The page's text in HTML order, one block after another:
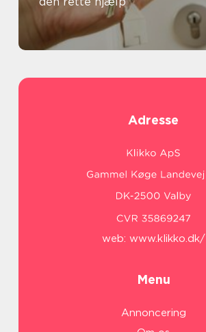
Adresse
web: www.klikko.dk/
Menu
Annoncering